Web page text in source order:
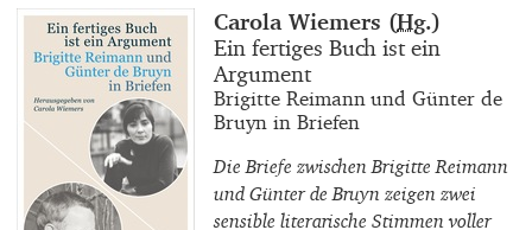
Buchautor_innen
Carola Wiemers (Hg.)
Buchtitel
Ein fertiges Buch ist ein
Argument
Buchuntertitel
Brigitte Reimann und Günter de
Bruyn in Briefen
Die Briefe zwischen Brigitte Reimann
und Günter de Bruyn zeigen zwei
sensible literarische Stimmen voller